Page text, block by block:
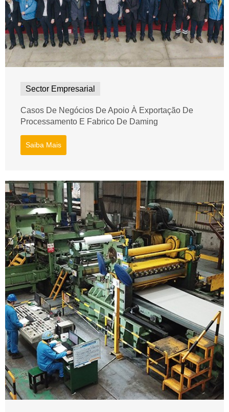
Sector Empresarial
Casos De Negócios De Apoio À Exportação De
Processamento E Fabrico De Daming
Saiba Mais